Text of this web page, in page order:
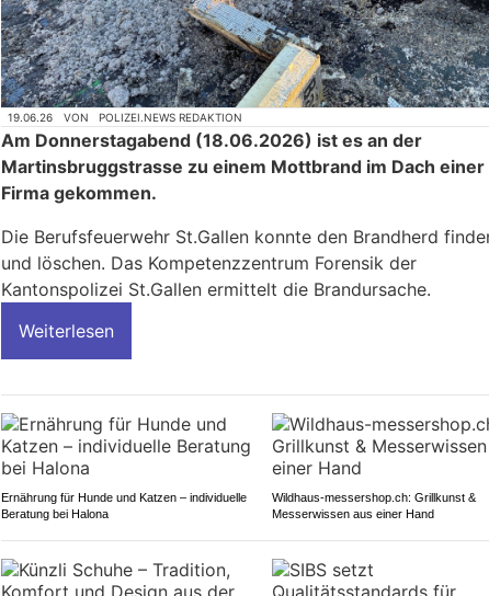
19.06.26 VON POLIZEI.NEWS REDAKTION
Am Donnerstagabend (18.06.2026) ist es an der
Martinsbruggstrasse zu einem Mottbrand im Dach einer
Firma gekommen.
Die Berufsfeuerwehr St.Gallen konnte den Brandherd
und löschen. Das Kompetenzzentrum Forensik der
Kantonspolizei St.Gallen ermittelt die Brandursache.
Weiterlesen
Ernährung für Hunde und Katzen – individuelle
Beratung bei Halona
Wildhaus-messershop.ch: Grillkunst &
Messerwissen aus einer Hand